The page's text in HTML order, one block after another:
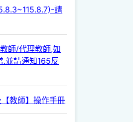
請
師/代理教師,如
.並請通知165反
教師】操作手冊